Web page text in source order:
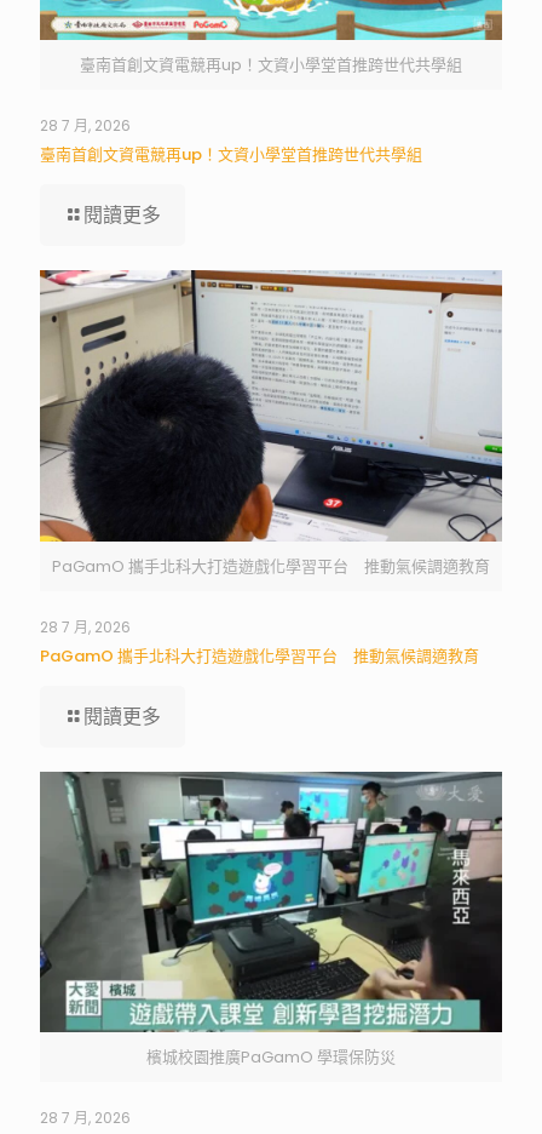
臺南首創文資電競再up！文資小學堂首推跨世代共學組
28 7 月, 2026
臺南首創文資電競再up！文資小學堂首推跨世代共學組
閱讀更多
PaGamO 攜手北科大打造遊戲化學習平台 推動氣候調適教育
28 7 月, 2026
PaGamO 攜手北科大打造遊戲化學習平台 推動氣候調適教育
閱讀更多
檳城校園推廣PaGamO 學環保防災
28 7 月, 2026